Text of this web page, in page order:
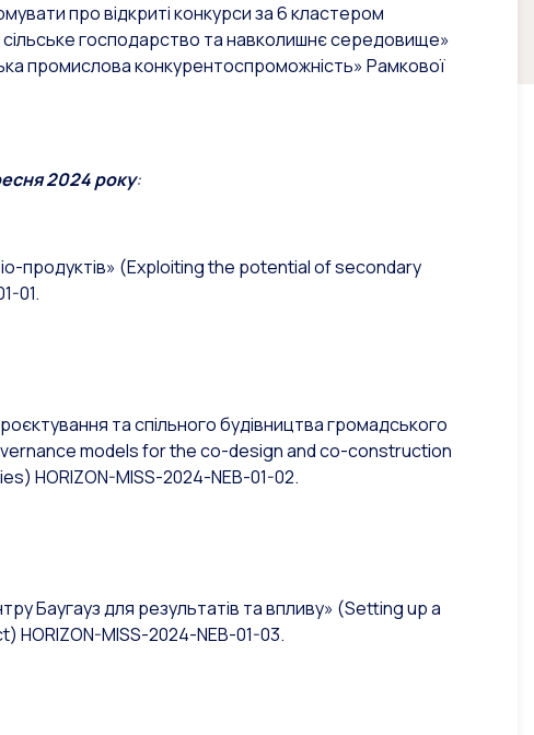
про відкриті конкурси за 6 кластером
господарство та навколишнє середовище»
промислова конкурентоспроможність» Рамкової
2024 року:
(Exploiting the potential of secondary
01.
та спільного будівництва громадського
models for the co-design and co-construction
HORIZON-MISS-2024-NEB-01-02.
для результатів та впливу» (Setting up a
HORIZON-MISS-2024-NEB-01-03.